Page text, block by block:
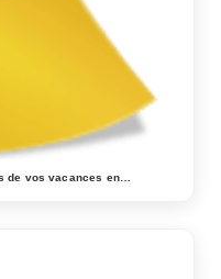
de vos vacances en…